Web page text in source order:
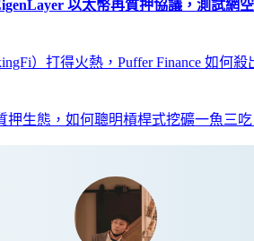
以太幣再質押協議，測試網
）打得火熱，Puffer Finance 如何殺
押生態，如何聰明槓桿式挖礦一魚三